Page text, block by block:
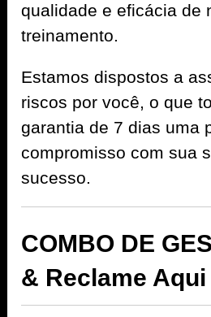
qualidade e eficácia de
treinamento.
Estamos dispostos a
riscos por você, o que
garantia de 7 dias uma
compromisso com sua
sucesso.
COMBO DE
& Reclame Aqui